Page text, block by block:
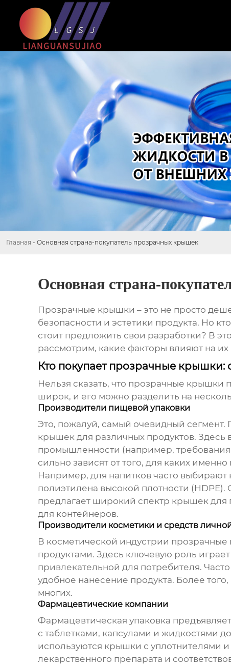
Главная - Основная страна-покупатель прозрачных крышек
Основная страна-
Прозрачные крышки – это не просто
безопасности и эстетики продукта. Но
стоит предложить свои разработки? В
рассмотрим, какие факторы влияют на их
Кто покупает прозрачные крышки:
Нельзя сказать, что прозрачные крышки
широк, и его можно разделить на
Производители пищевой упаковки
Это, пожалуй, самый очевидный
крышекдля различных продуктов. Здесь
промышленности (например,
сильно зависят от того, для каких
Например, для напитков часто
полиэтилена высокой плотности
предлагает широкий спектр крышек
для контейнеров.
Производители косметики и средств
В косметической индустрии
продуктами. Здесь ключевую роль
привлекательной для потребителя.
удобное нанесение продукта. Более
многих.
Фармацевтические компании
Фармацевтическая упаковка
с таблетками, капсулами и жидкостями
используются крышки с уплотнителями
лекарственного препарата и